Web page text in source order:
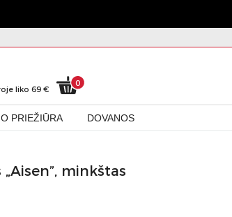
liko 69 €
0
PRIEŽIŪRA DOVANOS
minkštas